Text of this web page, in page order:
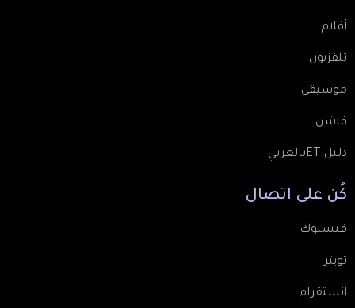
أفلام
تلفزيون
موسيقى
فاشن
دليل ETبالعربي
كُن على اتصال
فيسبوك
تويتر
انستقرام